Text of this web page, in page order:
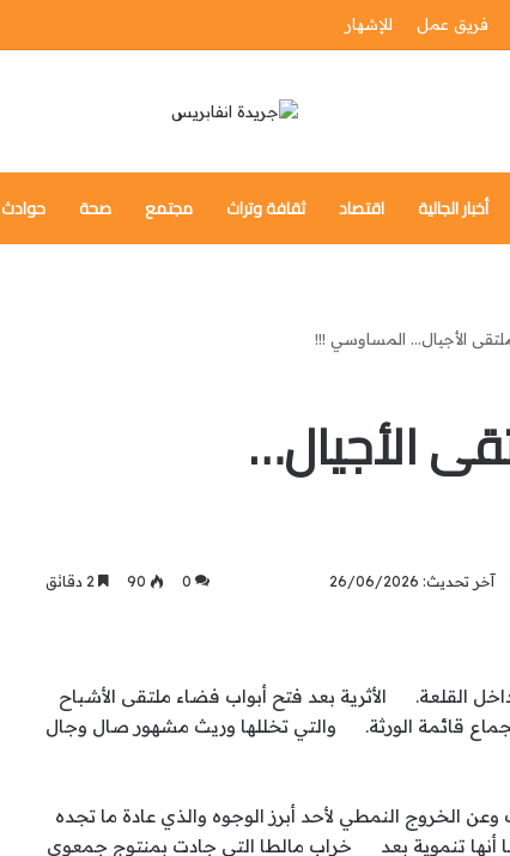
فريق عمل للإشهار
أخبار الجالية اقتصاد ثقافة وتراث مجتمع صحة حوادث
ملتقى الأجيال… المساوسي !!!
الأجيال…
آخر تحديث: 26/06/2026 0
90 2 دقائق
القلعة. الأثرية بعد فتح أبواب فضاء ملتقى الأشباح
قائمة الورثة. والتي تخللها وريث مشهور صال وجال
الخروج النمطي لأحد أبرز الوجوه والذي عادة ما تجده
أنها تنموية بعد خراب مالطا التي جادت بمنتوج جمعوي